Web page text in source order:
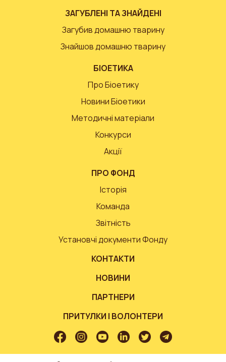
ЗАГУБЛЕНІ ТА ЗНАЙДЕНІ
Загубив домашню тварину
Знайшов домашню тварину
БІОЕТИКА
Про Біоетику
Новини Біоетики
Методичні матеріали
Конкурси
Акції
ПРО ФОНД
Історія
Команда
Звітність
Установчі документи Фонду
КОНТАКТИ
НОВИНИ
ПАРТНЕРИ
ПРИТУЛКИ І ВОЛОНТЕРИ